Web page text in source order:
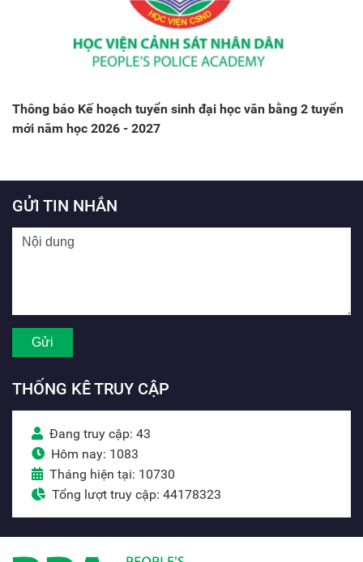
Thông báo Kế hoạch tuyển sinh đại học văn bằng 2 tuyển
mới năm học 2026 - 2027
GỬI TIN NHẮN
THỐNG KÊ TRUY CẬP
Đang truy cập: 43
Hôm nay: 1083
Tháng hiện tại: 10730
Tổng lượt truy cập: 44178323